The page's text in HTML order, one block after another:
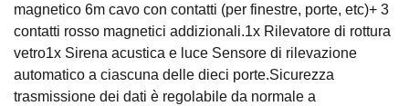
magnetico 6m cavo con contatti (per finestre, porte, etc)+ 3
contatti rosso magnetici addizionali.1x Rilevatore di rottura
vetro1x Sirena acustica e luce Sensore di rilevazione
automatico a ciascuna delle dieci porte.Sicurezza
trasmissione dei dati è regolabile da normale a